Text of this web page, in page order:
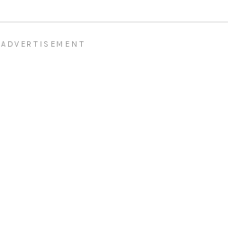
ADVERTISEMENT